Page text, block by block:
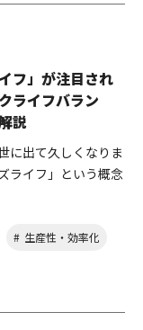
フ」が注目され
ライフバラン
説
に出て久しくなりま
ライフ」という概念
生産性・効率化